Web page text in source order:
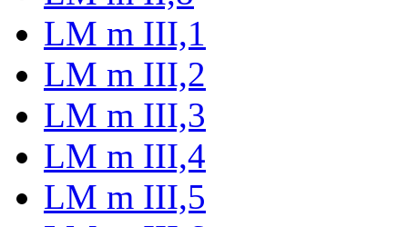
LM m III,1
LM m III,2
LM m III,3
LM m III,4
LM m III,5